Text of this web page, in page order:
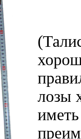
лозы